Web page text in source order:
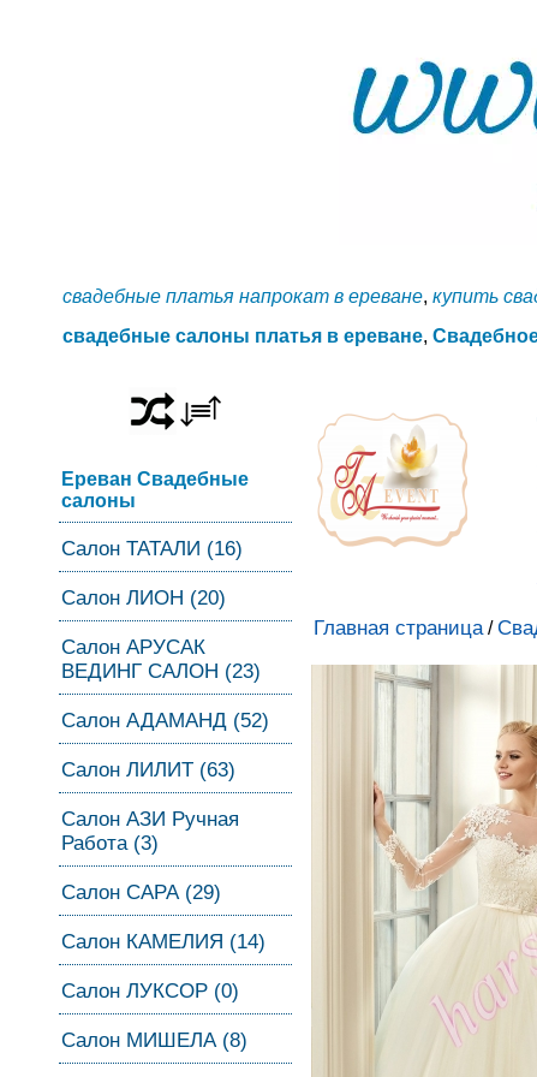
свадебные платья напрокат в ереване, купить
свадебные салоны платья в ереване,
Ереван Свадебные
салоны
Салон ТАТАЛИ (16)
Салон ЛИОН (20)
Салон АРУСАК
ВЕДИНГ САЛОН (23)
Салон АДАМАНД (52)
Салон ЛИЛИТ (63)
Салон АЗИ Ручная
Работа (3)
Салон САРА (29)
Салон КАМЕЛИЯ (14)
Салон ЛУКСОР (0)
Салон МИШЕЛА (8)
Главная страница /